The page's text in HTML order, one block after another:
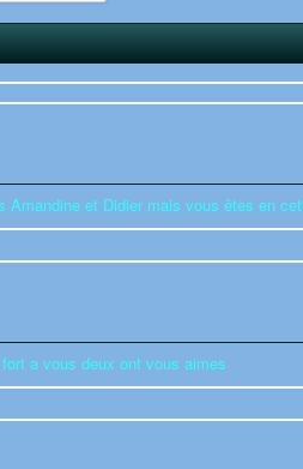
Amandine et Didier mais vous êtes en
a vous deux ont vous aimes